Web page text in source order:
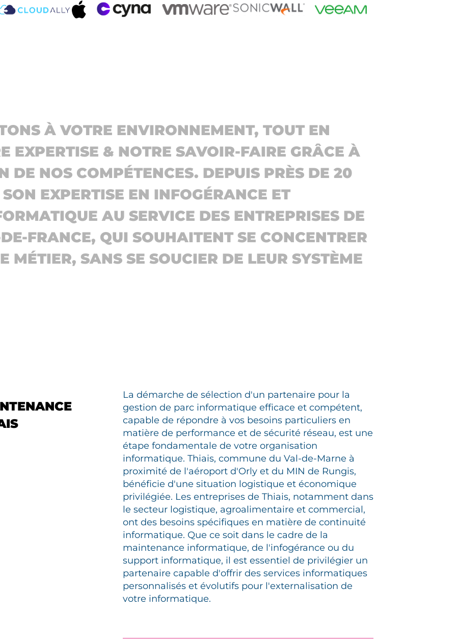
À VOTRE ENVIRONNEMENT, TOUT EN
EXPERTISE & NOTRE SAVOIR-FAIRE GRÂCE À
DE NOS COMPÉTENCES. DEPUIS PRÈS DE 20
EXPERTISE EN INFOGÉRANCE ET
AU SERVICE DES ENTREPRISES DE
FRANCE, QUI SOUHAITENT SE CONCENTRER
MÉTIER, SANS SE SOUCIER DE LEUR SYSTÈME
La démarche de sélection d'un partenaire pour la
gestion de parc informatique efficace et compétent,
capable de répondre à vos besoins particuliers en
matière de performance et de sécurité réseau, est une
étape fondamentale de votre organisation
informatique. Thiais, commune du Val-de-Marne à
proximité de l'aéroport d'Orly et du MIN de Rungis,
bénéficie d'une situation logistique et économique
privilégiée. Les entreprises de Thiais, notamment dans
le secteur logistique, agroalimentaire et commercial,
ont des besoins spécifiques en matière de continuité
informatique. Que ce soit dans le cadre de la
maintenance informatique, de l'infogérance ou du
support informatique, il est essentiel de privilégier un
partenaire capable d'offrir des services informatiques
personnalisés et évolutifs pour l'externalisation de
votre informatique.